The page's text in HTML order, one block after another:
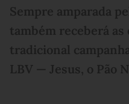
Sempre amparada
também receberá
tradicional
LBV — Jesus, o Pão